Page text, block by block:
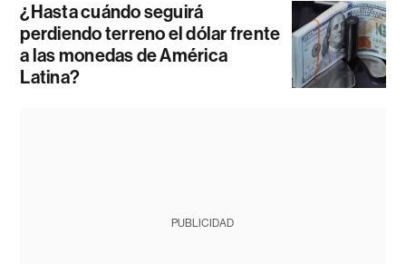
¿Hasta cuándo seguirá
perdiendo terreno el dólar frente
a las monedas de América
Latina?
PUBLICIDAD